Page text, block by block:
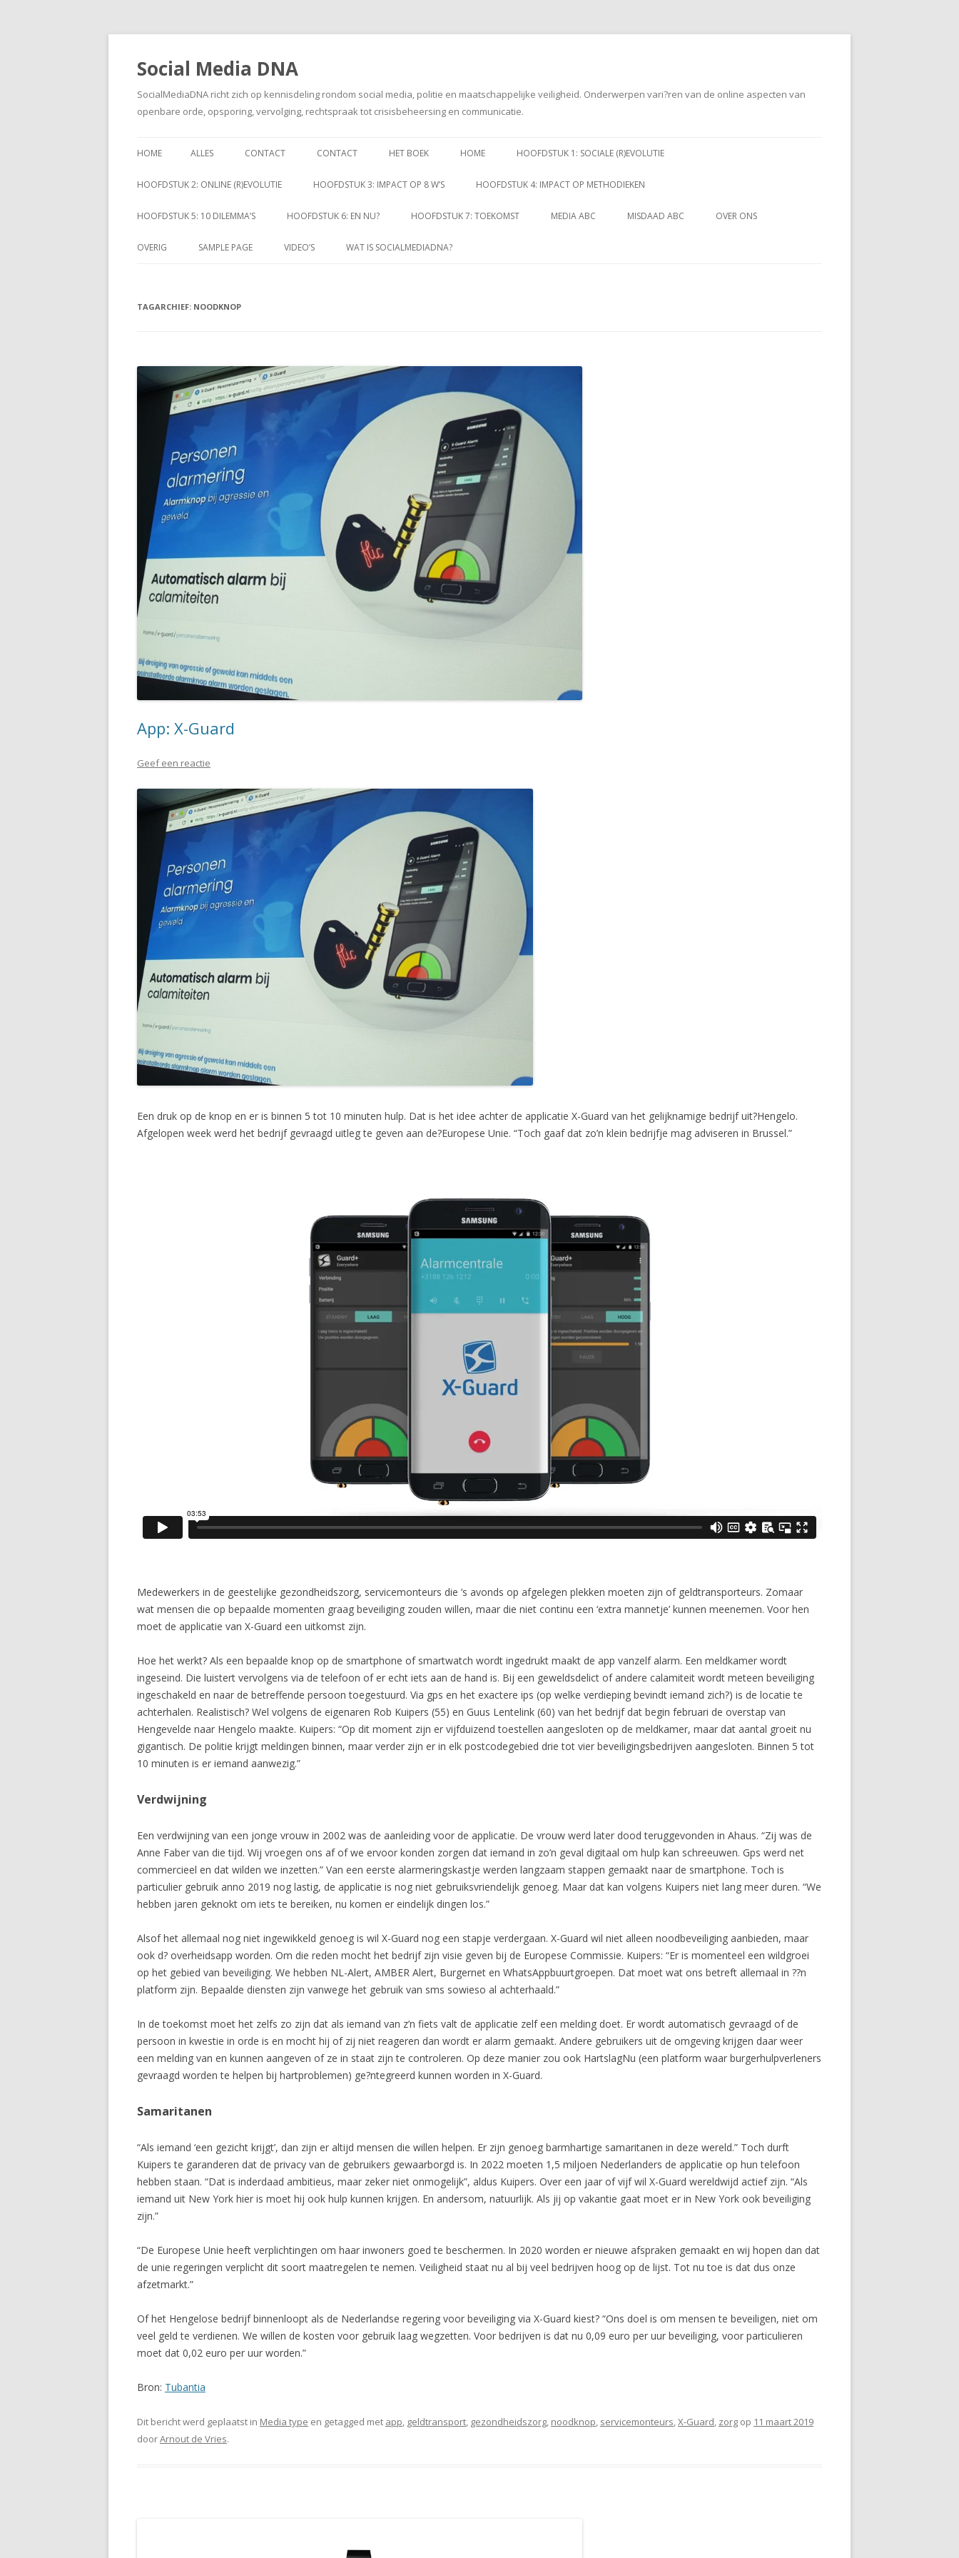
Social Media DNA
SocialMediaDNA richt zich op kennisdeling rondom social media, politie en maatschappelijke veiligheid. Onderwerpen vari?ren van de online aspecten van
openbare orde, opsporing, vervolging, rechtspraak tot crisisbeheersing en communicatie.
naar
HOME ALLES CONTACT CONTACT HET BOEK HOME HOOFDSTUK 1: SOCIALE (R)EVOLUTIE
HOOFDSTUK 2: ONLINE (R)EVOLUTIE HOOFDSTUK 3: IMPACT OP 8 W’S HOOFDSTUK 4: IMPACT OP METHODIEKEN
HOOFDSTUK 5: 10 DILEMMA’S HOOFDSTUK 6: EN NU? HOOFDSTUK 7: TOEKOMST MEDIA ABC MISDAAD ABC OVER ONS
OVERIG SAMPLE PAGE VIDEO’S WAT IS SOCIALMEDIADNA?
TAGARCHIEF: NOODKNOP
App: X-Guard
Geef een reactie
Een druk op de knop en er is binnen 5 tot 10 minuten hulp. Dat is het idee achter de applicatie X-Guard van het gelijknamige bedrijf uit?Hengelo.
Afgelopen week werd het bedrijf gevraagd uitleg te geven aan de?Europese Unie. “Toch gaaf dat zo’n klein bedrijfje mag adviseren in Brussel.”
Medewerkers in de geestelijke gezondheidszorg, servicemonteurs die ’s avonds op afgelegen plekken moeten zijn of geldtransporteurs. Zomaar
wat mensen die op bepaalde momenten graag beveiliging zouden willen, maar die niet continu een ‘extra mannetje’ kunnen meenemen. Voor hen
moet de applicatie van X-Guard een uitkomst zijn.
Hoe het werkt? Als een bepaalde knop op de smartphone of smartwatch wordt ingedrukt maakt de app vanzelf alarm. Een meldkamer wordt
ingeseind. Die luistert vervolgens via de telefoon of er echt iets aan de hand is. Bij een geweldsdelict of andere calamiteit wordt meteen beveiliging
ingeschakeld en naar de betreffende persoon toegestuurd. Via gps en het exactere ips (op welke verdieping bevindt iemand zich?) is de locatie te
achterhalen. Realistisch? Wel volgens de eigenaren Rob Kuipers (55) en Guus Lentelink (60) van het bedrijf dat begin februari de overstap van
Hengevelde naar Hengelo maakte. Kuipers: “Op dit moment zijn er vijfduizend toestellen aangesloten op de meldkamer, maar dat aantal groeit nu
gigantisch. De politie krijgt meldingen binnen, maar verder zijn er in elk postcodegebied drie tot vier beveiligingsbedrijven aangesloten. Binnen 5 tot
10 minuten is er iemand aanwezig.”
Verdwijning
Een verdwijning van een jonge vrouw in 2002 was de aanleiding voor de applicatie. De vrouw werd later dood teruggevonden in Ahaus. “Zij was de
Anne Faber van die tijd. Wij vroegen ons af of we ervoor konden zorgen dat iemand in zo’n geval digitaal om hulp kan schreeuwen. Gps werd net
commercieel en dat wilden we inzetten.” Van een eerste alarmeringskastje werden langzaam stappen gemaakt naar de smartphone. Toch is
particulier gebruik anno 2019 nog lastig, de applicatie is nog niet gebruiksvriendelijk genoeg. Maar dat kan volgens Kuipers niet lang meer duren. “We
hebben jaren geknokt om iets te bereiken, nu komen er eindelijk dingen los.”
Alsof het allemaal nog niet ingewikkeld genoeg is wil X-Guard nog een stapje verdergaan. X-Guard wil niet alleen noodbeveiliging aanbieden, maar
ook d? overheidsapp worden. Om die reden mocht het bedrijf zijn visie geven bij de Europese Commissie. Kuipers: “Er is momenteel een wildgroei
op het gebied van beveiliging. We hebben NL-Alert, AMBER Alert, Burgernet en WhatsAppbuurtgroepen. Dat moet wat ons betreft allemaal in ??n
platform zijn. Bepaalde diensten zijn vanwege het gebruik van sms sowieso al achterhaald.”
In de toekomst moet het zelfs zo zijn dat als iemand van z’n fiets valt de applicatie zelf een melding doet. Er wordt automatisch gevraagd of de
persoon in kwestie in orde is en mocht hij of zij niet reageren dan wordt er alarm gemaakt. Andere gebruikers uit de omgeving krijgen daar weer
een melding van en kunnen aangeven of ze in staat zijn te controleren. Op deze manier zou ook HartslagNu (een platform waar burgerhulpverleners
gevraagd worden te helpen bij hartproblemen) ge?ntegreerd kunnen worden in X-Guard.
Samaritanen
“Als iemand ‘een gezicht krijgt’, dan zijn er altijd mensen die willen helpen. Er zijn genoeg barmhartige samaritanen in deze wereld.” Toch durft
Kuipers te garanderen dat de privacy van de gebruikers gewaarborgd is. In 2022 moeten 1,5 miljoen Nederlanders de applicatie op hun telefoon
hebben staan. “Dat is inderdaad ambitieus, maar zeker niet onmogelijk”, aldus Kuipers. Over een jaar of vijf wil X-Guard wereldwijd actief zijn. “Als
iemand uit New York hier is moet hij ook hulp kunnen krijgen. En andersom, natuurlijk. Als jij op vakantie gaat moet er in New York ook beveiliging
zijn.”
“De Europese Unie heeft verplichtingen om haar inwoners goed te beschermen. In 2020 worden er nieuwe afspraken gemaakt en wij hopen dan dat
de unie regeringen verplicht dit soort maatregelen te nemen. Veiligheid staat nu al bij veel bedrijven hoog op de lijst. Tot nu toe is dat dus onze
afzetmarkt.”
Of het Hengelose bedrijf binnenloopt als de Nederlandse regering voor beveiliging via X-Guard kiest? “Ons doel is om mensen te beveiligen, niet om
veel geld te verdienen. We willen de kosten voor gebruik laag wegzetten. Voor bedrijven is dat nu 0,09 euro per uur beveiliging, voor particulieren
moet dat 0,02 euro per uur worden.”
Bron: Tubantia
Dit bericht werd geplaatst in Media type en getagged met app, geldtransport, gezondheidszorg, noodknop, servicemonteurs,X-Guard, zorg op 11 maart 2019
doorArnout de Vries.